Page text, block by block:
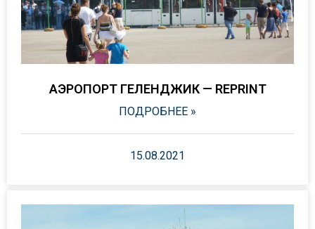
АЭРОПОРТ ГЕЛЕНДЖИК — REPRINT
ПОДРОБНЕЕ »
15.08.2021